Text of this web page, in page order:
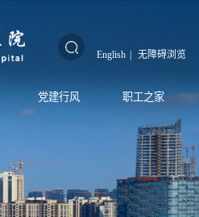
English | 无障碍浏览
党建行风 职工之家